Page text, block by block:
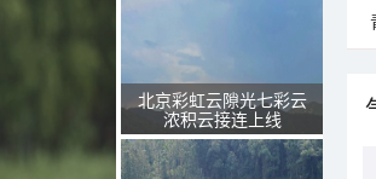
北京彩虹云隙光七彩云
浓积云接连上线